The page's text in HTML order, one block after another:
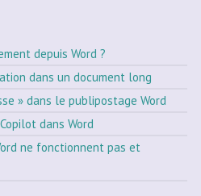
depuis Word ?
dans un document long
» dans le publipostage Word
dans Word
ne fonctionnent pas et